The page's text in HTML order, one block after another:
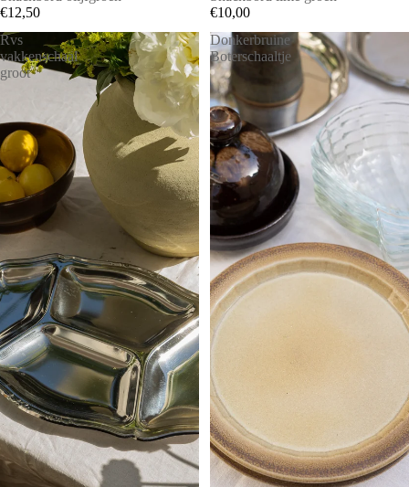
€12,50
€10,00
Rvs
vakkenschaal
groot
Donkerbruine
Boterschaaltje